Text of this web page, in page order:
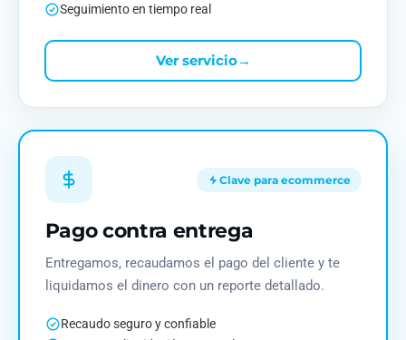
Seguimiento en tiempo real
Ver servicio→
Clave para ecommerce
Pago contra entrega
Entregamos, recaudamos el pago del cliente y te
liquidamos el dinero con un reporte detallado.
Recaudo seguro y confiable